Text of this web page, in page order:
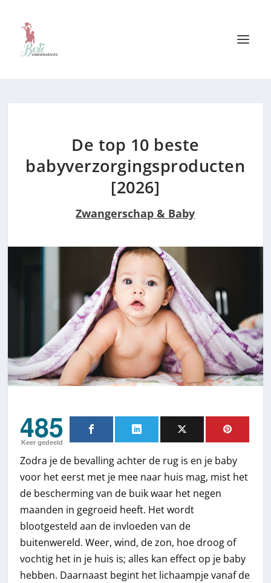
De top 10 beste
babyverzorgingsproducten
[2026]
Zwangerschap & Baby
485
Keer gedeeld
Zodra je de bevalling achter de rug is en je baby
voor het eerst met je mee naar huis mag, mist het
de bescherming van de buik waar het negen
maanden in gegroeid heeft. Het wordt
blootgesteld aan de invloeden van de
buitenwereld. Weer, wind, de zon, hoe droog of
vochtig het in je huis is; alles kan effect op je baby
hebben. Daarnaast begint het lichaampje vanaf de